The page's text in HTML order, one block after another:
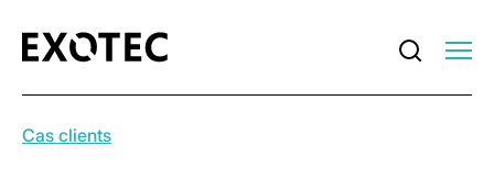
Cas clients